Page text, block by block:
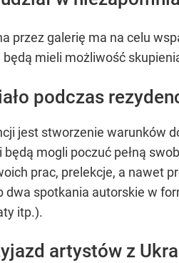
przez galerię ma na celu
mieli możliwość
podczas
jest stworzenie warunków
mogli poczuć pełną
prac, prelekcje, a nawet
dwa spotkania autorskie w
itp.).
artystów z